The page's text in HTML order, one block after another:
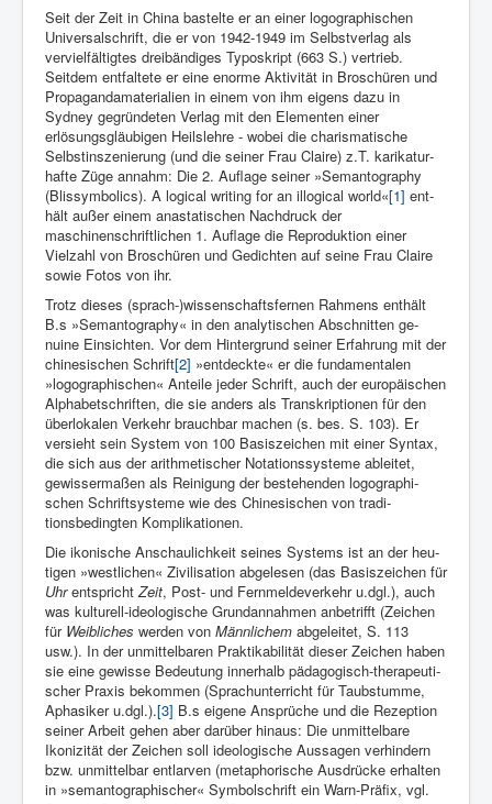
Seit der Zeit in China ba­stelte er an einer lo­gographischen
Univer­salschrift, die er von 1942-1949 im Selbstverlag als
vervielfäl­tigtes dreibändiges Typo­skript (663 S.) ver­trieb.
Seitdem ent­faltete er eine enorme Aktivität in Bro­schüren und
Propagandamate­rialien in einem von ihm eigens dazu in
Sydney gegründeten Ver­lag mit den Elemen­ten einer
erlösungsgläu­bigen Heilslehre - wobei die charismatische
Selbst­inszenierung (und die seiner Frau Claire) z.T. karikatur­
hafte Züge annahm: Die 2. Auflage seiner »Semantography
(Blissymbolics). A logical wri­ting for an il­logical world«[1] ent­
hält außer einem ana­statischen Nach­druck der
maschinenschrift­lichen 1. Auflage die Reproduk­tion einer
Vielzahl von Broschü­ren und Gedich­ten auf seine Frau Claire
sowie Fotos von ihr.
Trotz dieses (sprach-)wissenschaftsfernen Rahmens ent­hält
B.s »Se­mantography« in den analyti­schen Ab­schnitten ge­
nuine Ein­sichten. Vor dem Hintergrund seiner Erfahrung mit der
chinesi­schen Schrift[2] »entdeckte« er die fundamen­talen
»logographischen« Anteile jeder Schrift, auch der europäi­schen
Alpha­betschriften, die sie an­ders als Tran­skriptionen für den
überlokalen Verkehr brauch­bar machen (s. bes. S. 103). Er
versieht sein System von 100 Basis­zeichen mit einer Syntax,
die sich aus der arithmeti­scher No­tationssysteme ab­leitet,
gewissermaßen als Rei­nigung der bestehen­den logographi­
schen Schriftsy­steme wie des Chinesischen von tradi­
tionsbedingten Komplika­tionen.
Die ikonische Anschaulichkeit seines Systems ist an der heu­
tigen »westlichen« Zivilisa­tion abge­lesen (das Basiszeichen für
Uhrent­sprichtZeit, Post- und Fernmeldever­kehr u.dgl.), auch
was kul­turell-ideologi­sche Grundan­nahmen anbe­trifft (Zeichen
für Weibli­ches werden von Männlichem abge­leitet, S. 113
usw.). In der unmit­telbaren Praktika­bilität die­ser Zei­chen haben
sie eine ge­wisse Bedeu­tung innerhalb pädago­gisch-therapeuti­
scher Praxis be­kommen (Sprachunterricht für Taub­stumme,
Aphasiker u.dgl.).[3] B.s eigene An­sprüche und die Rezep­tion
sei­ner Arbeit ge­hen aber darüber hin­aus: Die unmittel­bare
Ikonizi­tät der Zeichen soll ideo­logische Aussa­gen ver­hindern
bzw. unmit­telbar entlarven (metaphorische Aus­drücke er­halten
in »semantogra­phischer« Symbol­schrift ein Warn-Prä­fix, vgl.